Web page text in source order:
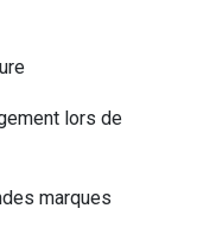
lors de
marques